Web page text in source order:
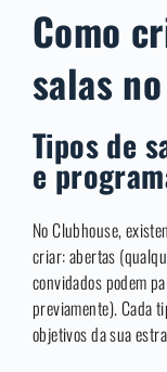
Como
salas
Tipos de
e
No Clubhouse,
criar: abertas
convidados podem
previamente). Cada
objetivos da sua